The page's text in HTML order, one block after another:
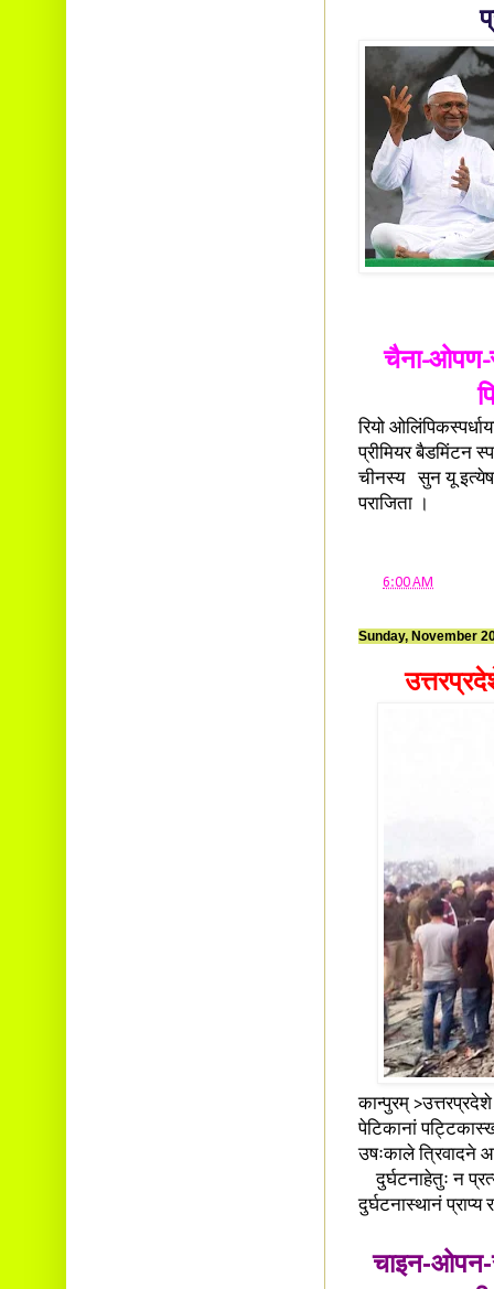
चैना-ओपण-
रियो
प्रीमियर बैडमिंटन
चीनस्य सुन यू
पराजिता ।
6:00 AM
Sunday, November
कान्पुरम्
पेटिकानां
उषःकाले त्रिवादने
दुर्घटनाहेतुः न
दुर्घटनास्थानं प्राप्य
चाइन-ओपन-